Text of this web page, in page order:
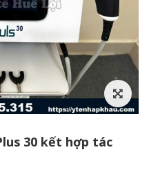
30 kết hợp tác